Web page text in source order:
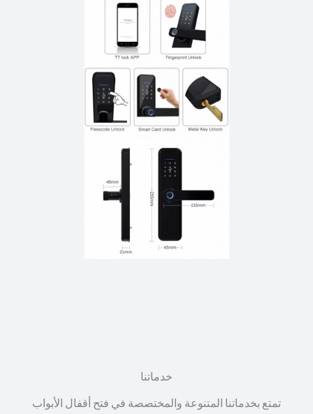
خدماتنا
تمتع بخدماتنا المتنوعة والمختصصة في فتح أقفال الأبواب